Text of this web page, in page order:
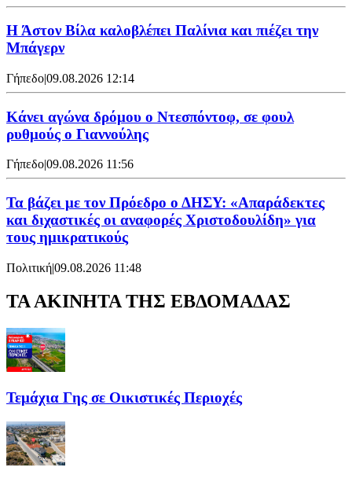
Η Άστον Βίλα καλοβλέπει Παλίνια και πιέζει την
Μπάγερν
Γήπεδο|09.08.2026 12:14
Kάνει αγώνα δρόμου ο Ντεσπόντοφ, σε φουλ
ρυθμούς ο Γιαννούλης
Γήπεδο09.08.2026 11:56
Τα βάζει με τον Πρόεδρο ο ΔΗΣΥ: «Απαράδεκτες
και διχαστικές οι αναφορές Χριστοδουλίδη» για
τους ημικρατικούς
Πολιτική|09.08.2026 11:48
ΤΑ ΑΚΙΝΗΤΑ ΤΗΣ ΕΒΔΟΜΑΔΑΣ
Τεμάχια Γης σε Οικιστικές Περιοχές